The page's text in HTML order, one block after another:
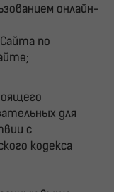
онлайн-
по
для
с
кодекса